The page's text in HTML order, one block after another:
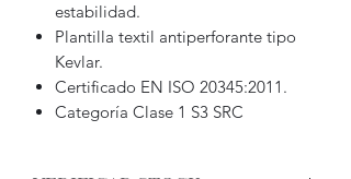
estabilidad.
Plantilla textil antiperforante tipo
Kevlar.
Certificado EN ISO 20345:2011.
Categoría Clase 1 S3 SRC